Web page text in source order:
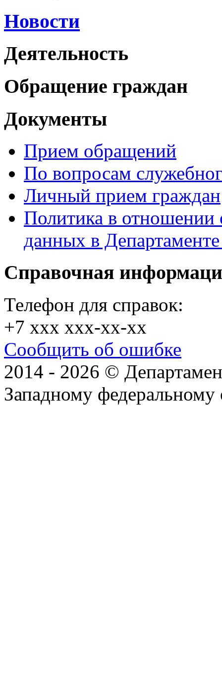
Новости
Деятельность
Обращение граждан
Документы
Прием обращений
По вопросам
Личный прием граждан
Политика в отношении
данных в
Справочная
Телефон для справок:
+7 xxx xxx-xx-xx
Сообщить об ошибке
2014 - 2026 ©
Западному федеральному